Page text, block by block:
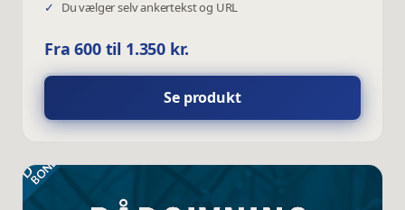
✓
Du vælger selv ankertekst og URL
Fra 600 til 1.350 kr.
Se produkt